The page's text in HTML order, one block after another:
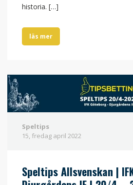
historia. […]
läs mer
Speltips
15, fredag april 2022
Speltips Allsvenskan |